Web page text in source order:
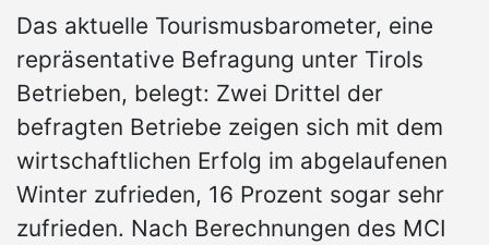
Das aktuelle Tourismusbarometer, eine
repräsentative Befragung unter Tirols
Betrieben, belegt: Zwei Drittel der
befragten Betriebe zeigen sich mit dem
wirtschaftlichen Erfolg im abgelaufenen
Winter zufrieden, 16 Prozent sogar sehr
zufrieden. Nach Berechnungen des MCI